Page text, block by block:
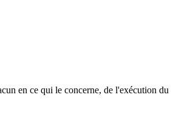
en ce qui le concerne, de l'exécution du